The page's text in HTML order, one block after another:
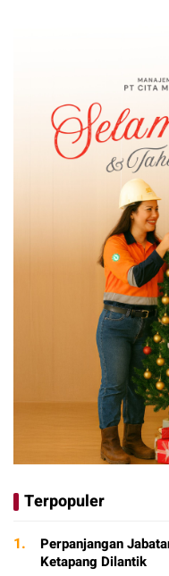
Terpopuler
1.
Perpanjangan
Ketapang Dilantik